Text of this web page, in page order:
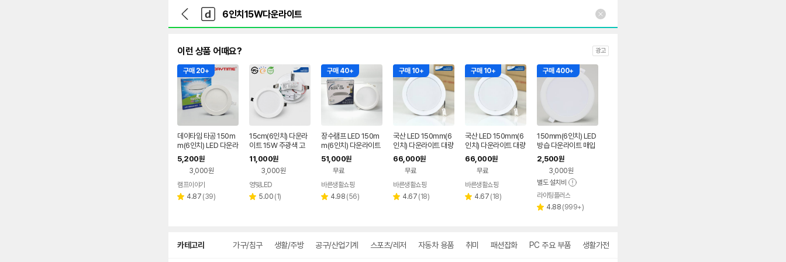
다
나
와
가
다
와
인
이런 상품 어때요? 광고
구매 20+
데이타임 타공 150m
m(6인치) LED 다운라
이트 15W 슬림형 매
립등
5,200원
3,000원
페이
램프이야기
별 4.87 리
(39)
15cm(6인치) 다운라
이트 15W 주광색 고
효율 친환경 매입등 매
립등 LED 국산
11,000원
3,000원
페이
영빛LED
별 5.00 리
(1)
구매 40+
장수램프 LED 150m
m(6인치) 다운라이트
15W 6500K 주광색
1박스 20개입
51,000원
무료
바른생활쇼핑
별 4.98 리
(56)
구매 10+
국산 LED 150mm(6
인치) 다운라이트 대량
1박스 20개입 15W,
전구색
66,000원
무료
바른생활쇼핑
별 4.67 리
(18)
구매 10+
국산 LED 150mm(6
인치) 다운라이트 대량
1박스 20개입 15W,
주광색
66,000원
무료
바른생활쇼핑
별 4.67 리
(18)
구매 400+
150mm(6인치) LED
방습 다운라이트 매입
등 15cm, 15W, 전구
색
2,500원
3,000원
별도 설치비
라이팅플러스
별 4.88 리
(999+)
카테고리 가구/침구 생활/주방 공구/산업기계 스포츠/레저 자동차 용품 취미 패션잡화 PC 주요 부품 생활가전